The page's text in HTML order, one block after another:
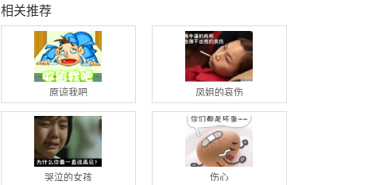
相关推荐
原谅我吧 凤姐的哀伤
哭泣的女孩 伤心